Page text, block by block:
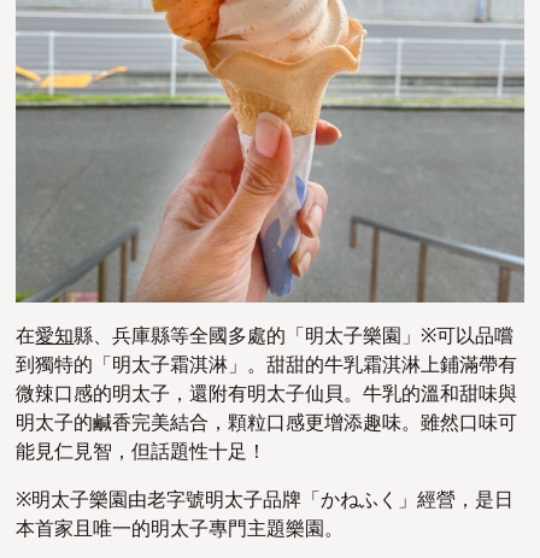
在愛知縣、兵庫縣等全國多處的「明太子樂園」※可以品嚐
到獨特的「明太子霜淇淋」。甜甜的牛乳霜淇淋上鋪滿帶有
微辣口感的明太子，還附有明太子仙貝。牛乳的溫和甜味與
明太子的鹹香完美結合，顆粒口感更增添趣味。雖然口味可
能見仁見智，但話題性十足！
※明太子樂園由老字號明太子品牌「かねふく」經營，是日
本首家且唯一的明太子專門主題樂園。